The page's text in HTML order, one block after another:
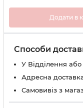
Додати в
Способи
У Вiддiлення або
Адресна
Самовивіз з